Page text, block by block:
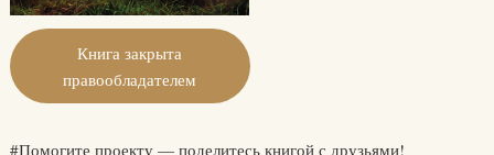
Книга закрыта
правообладателем
#Помогите проекту — поделитесь книгой с друзьями!